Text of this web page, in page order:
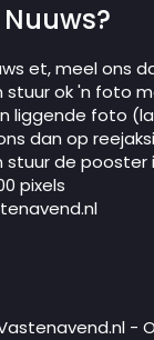
et, meel ons
stuur ok 'n foto
liggende foto
dan op
stuur de pooster
pixels
-